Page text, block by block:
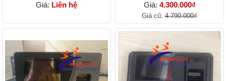
Giá: Liên hệ Giá: 4.300.000₫
Giá cũ: 4.790.000₫